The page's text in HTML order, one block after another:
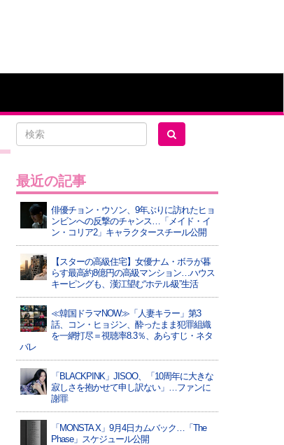
最近の記事
俳優チョン・ウソン、9年ぶりに訪れたヒョ
ンビンへの反撃のチャンス…「メイド・イ
ン・コリア2」キャラクタースチール公開
【スターの高級住宅】女優ナム・ボラが暮
らす最高約8億円の高級マンション…ハウス
キーピングも、漢江望む“ホテル級”生活
≪韓国ドラマNOW≫「人妻キラー」第3
話、コン・ヒョジン、酔ったまま犯罪組織
を一網打尽＝視聴率8.3％、あらすじ・ネタ
バレ
「BLACKPINK」JISOO、「10周年に大きな
寂しさを抱かせて申し訳ない」…ファンに
謝罪
「MONSTA X」9月4日カムバック…「The
Phase」スケジュール公開